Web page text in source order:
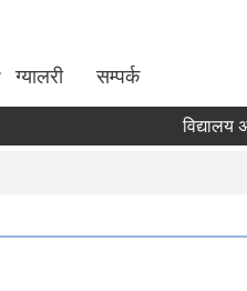
ग्यालरी सम्पर्क
विद्यालय